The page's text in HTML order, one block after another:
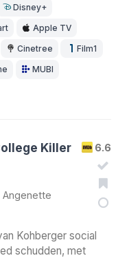
Disney+
Apple TV
Cinetree Film1
MUBI
6.6
Killer
Angenette
Kohberger social
schudden, met